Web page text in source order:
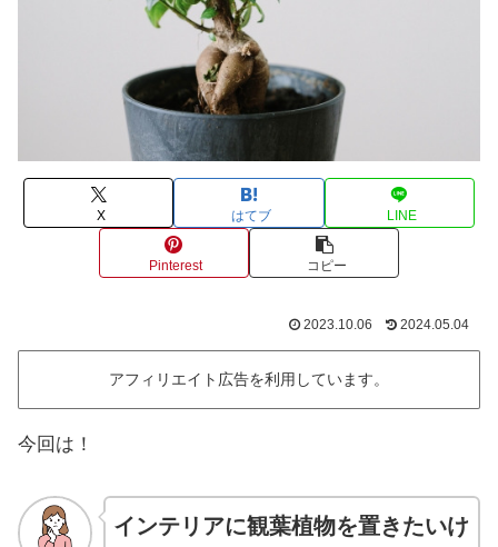
X はてブ LINE
Pinterest コピー
2023.10.06 2024.05.04
アフィリエイト広告を利用しています。
今回は！
インテリアに観葉植物を置きたいけ